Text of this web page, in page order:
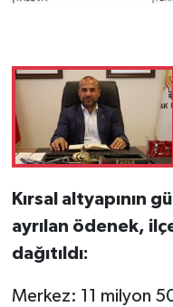
Kırsal altyapının
ayrılan ödenek,
dağıtıldı:
Merkez: 11 milyon